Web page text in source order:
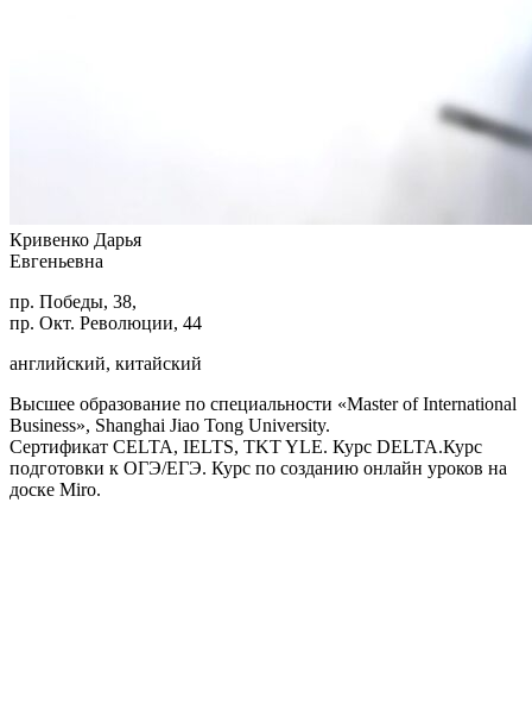
Кривенко Дарья
Евгеньевна
пр. Победы, 38,
пр. Окт. Революции, 44
английский, китайский
Высшее образование по специальности «Master of International
Business», Shanghai Jiao Tong University.
Сертификат CELTA, IELTS, TKT YLE. Курс DELTA.Курс
подготовки к ОГЭ/ЕГЭ. Курс по созданию онлайн уроков на
доске Miro.